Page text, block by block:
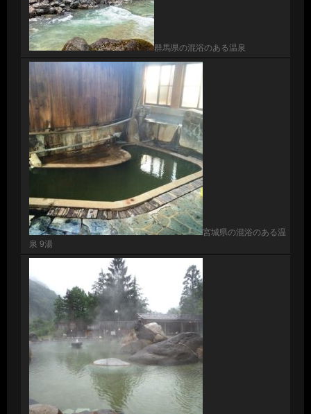
群馬県の混浴のある温泉
宮城県の混浴のある温
泉 9湯